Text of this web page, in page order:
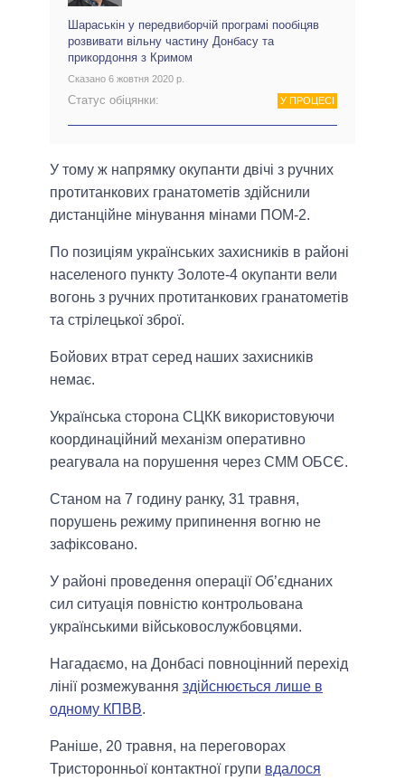
Шараськін у передвиборчій програмі пообіцяв
розвивати вільну частину Донбасу та
прикордоння з Кримом
Сказано 6 жовтня 2020 р.
Статус обіцянки: У ПРОЦЕСІ
У тому ж напрямку окупанти двічі з ручних
протитанкових гранатометів здійснили
дистанційне мінування мінами ПОМ-2.
По позиціям українських захисників в районі
населеного пункту Золоте-4 окупанти вели
вогонь з ручних протитанкових гранатометів
та стрілецької зброї.
Бойових втрат серед наших захисників
немає.
Українська сторона СЦКК використовуючи
координаційний механізм оперативно
реагувала на порушення через СММ ОБСЄ.
Станом на 7 годину ранку, 31 травня,
порушень режиму припинення вогню не
зафіксовано.
У районі проведення операції Об’єднаних
сил ситуація повністю контрольована
українськими військовослужбовцями.
Нагадаємо, на Донбасі повноцінний перехід
лінії розмежування здійснюється лише в
одному КПВВ.
Раніше, 20 травня, на переговорах
Тристоронньої контактної групи вдалося